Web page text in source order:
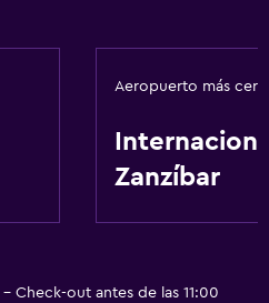
Aeropuerto más
Zanzíbar
Check-out antes de las 11:00